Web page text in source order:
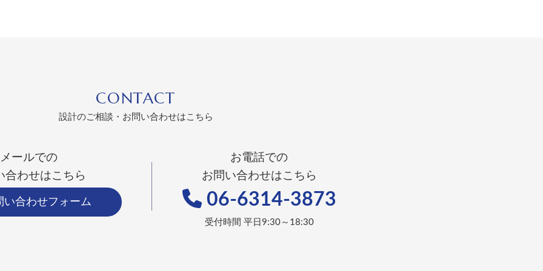
CONTACT
設計のご相談・お問い合わせはこちら
メールでの
合わせはこちら
合わせフォーム
お電話での
お問い合わせはこちら
06-6314-3873
受付時間 平日9:30～18:30